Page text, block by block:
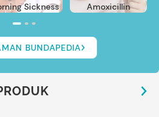
Sickness Amoxicillin
BUNDAPEDIA